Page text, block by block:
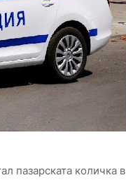
пазарската количка в